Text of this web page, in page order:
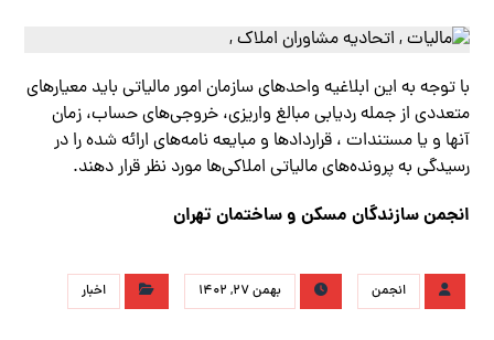
با توجه به این ابلاغیه واحدهای سازمان امور مالیاتی باید معیارهای
متعددی از جمله ردیابی مبالغ واریزی، خروجی‌های حساب، زمان
آنها و یا مستندات ، قراردادها و مبایعه نامه‌های ارائه شده را در
رسیدگی به پرونده‌های مالیاتی املاکی‌ها مورد نظر قرار دهند.
انجمن سازندگان مسکن و ساختمان تهران
انجمن بهمن ۲۷, ۱۴۰۲ اخبار